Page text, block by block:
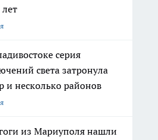
лет
серия
света затронула
и несколько районов
из Мариуполя нашли